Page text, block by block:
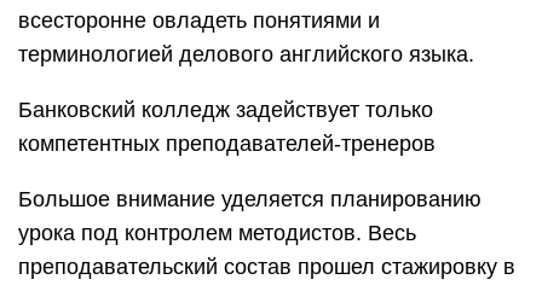
всесторонне овладеть понятиями и
терминологией делового английского языка.
Банковский колледж задействует только
компетентных преподавателей-тренеров
Большое внимание уделяется планированию
урока под контролем методистов. Весь
преподавательский состав прошел стажировку в